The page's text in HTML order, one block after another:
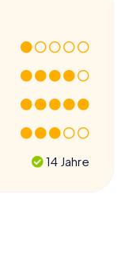
14 Jahre